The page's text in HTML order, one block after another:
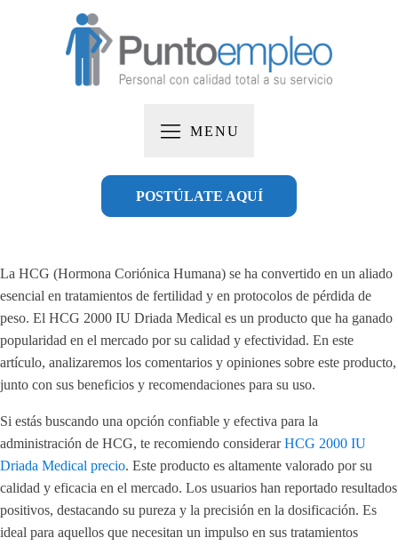
MENU
POSTÚLATE AQUÍ
La HCG (Hormona Coriónica Humana) se ha convertido en un aliado
esencial en tratamientos de fertilidad y en protocolos de pérdida de
peso. El HCG 2000 IU Driada Medical es un producto que ha ganado
popularidad en el mercado por su calidad y efectividad. En este
artículo, analizaremos los comentarios y opiniones sobre este producto,
junto con sus beneficios y recomendaciones para su uso.
Si estás buscando una opción confiable y efectiva para la
administración de HCG, te recomiendo considerarHCG 2000 IU
Driada Medical precio. Este producto es altamente valorado por su
calidad y eficacia en el mercado. Los usuarios han reportado resultados
positivos, destacando su pureza y la precisión en la dosificación. Es
ideal para aquellos que necesitan un impulso en sus tratamientos